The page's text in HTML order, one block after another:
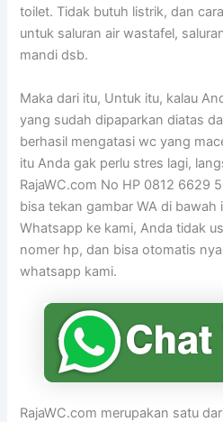
toilet. Tidak butuh listrik, dan
untuk saluran air wastafel,
mandi dsb.
Maka dari itu, Untuk itu, kalau
yang sudah dipaparkan diatas
berhasil mengatasi wc yang
itu Anda gak perlu stres lagi,
RajaWC.com No HP 0812 6629
bisa tekan gambar WA di
Whatsapp ke kami, Anda tidak
nomer hp, dan bisa otomatis
whatsapp kami.
RajaWC.com merupakan satu